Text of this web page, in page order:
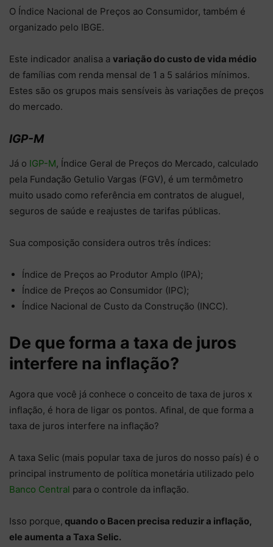
O Índice Nacional de Preços ao Consumidor, também é
organizado pelo IBGE.
Este indicador analisa a variação do custo de vida médio
de famílias com renda mensal de 1 a 5 salários mínimos.
Estes são os grupos mais sensíveis às variações de preços
do mercado.
IGP-M
Já o IGP-M, Índice Geral de Preços do Mercado, calculado
pela Fundação Getulio Vargas (FGV), é um termômetro
muito usado como referência em contratos de aluguel,
seguros de saúde e reajustes de tarifas públicas.
Sua composição considera outros três índices:
Índice de Preços ao Produtor Amplo (IPA);
Índice de Preços ao Consumidor (IPC);
Índice Nacional de Custo da Construção (INCC).
De que forma a taxa de juros
interfere na inflação?
Agora que você já conhece o conceito de taxa de juros x
inflação, é hora de ligar os pontos. Afinal, de que forma a
taxa de juros interfere na inflação?
A taxa Selic (mais popular taxa de juros do nosso país) é o
principal instrumento de política monetária utilizado pelo
Banco Central para o controle da inflação.
Isso porque, quando o Bacen precisa reduzir a inflação,
ele aumenta a Taxa Selic.